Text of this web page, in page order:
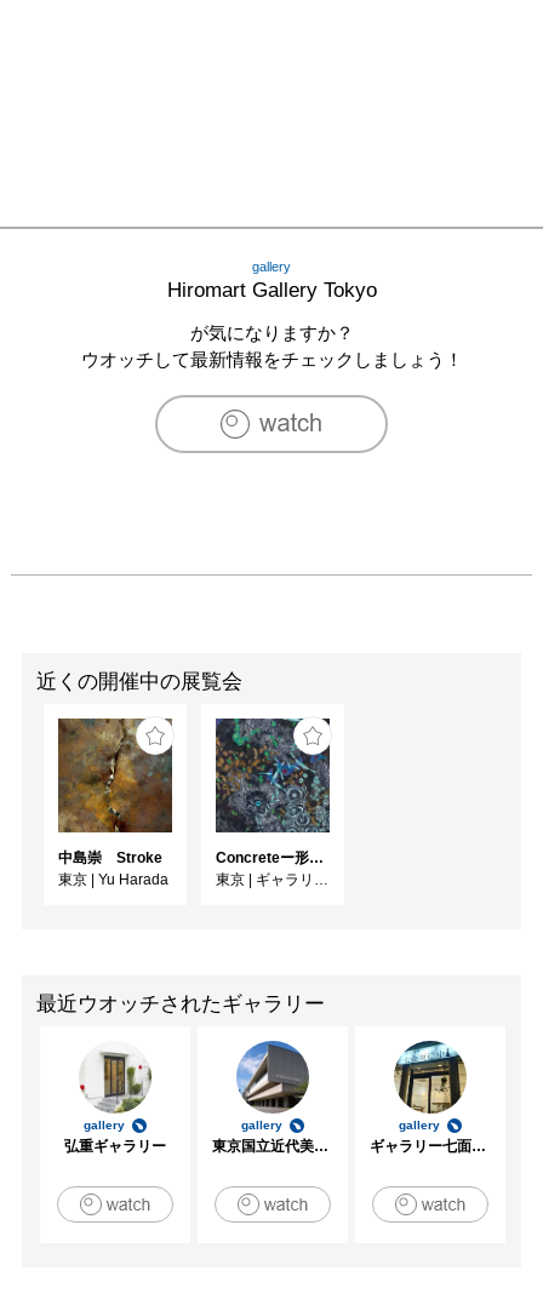
gallery
Hiromart Gallery Tokyo
が気になりますか？
ウオッチして最新情報をチェックしましょう！
近くの開催中の展覧会
中島崇 Stroke
東京 | Yu Harada
Concreteー形への思いー
東京 | ギャラリー絵夢
最近ウオッチされたギャラリー
gallery
弘重ギャラリー
gallery
東京国立近代美術館
gallery
ギャラリー七面坂途中